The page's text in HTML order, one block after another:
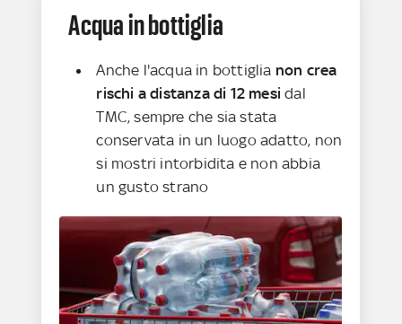
Acqua in bottiglia
Anche l'acqua in bottiglia non crea
rischi a distanza di 12 mesidal
TMC, sempre che sia stata
conservata in un luogo adatto, non
si mostri intorbidita e non abbia
un gusto strano